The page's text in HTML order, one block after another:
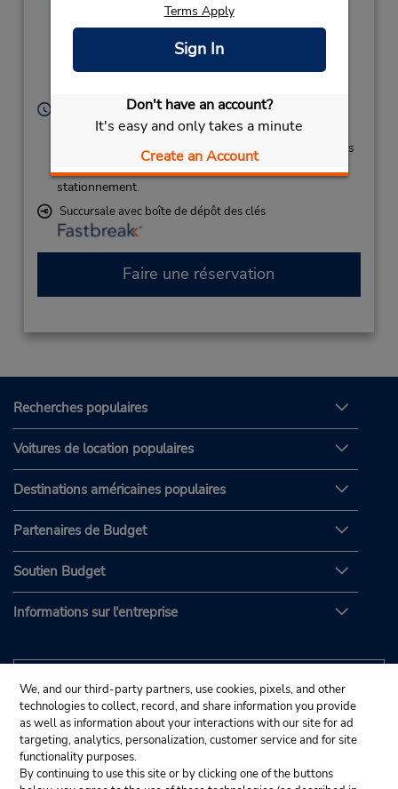
Terms Apply
Sign In
Don't have an account?
It's easy and only takes a minute
Create an Account
(Pasco, Richland &
Pasco, WA, 99301,
5095476902
Location Type:
Heures d'exploitation :
Sun - Sat 8:00 AM - 12:00 AM
Si vous arrivez, le comptoir de location se trouve dans
stationnement.
Succursale avec boîte de dépôt des clés
Faire une réservation
Recherches populaires
Voitures de location populaires
Destinations américaines populaires
Partenaires de Budget
Soutien Budget
Informations sur l'entreprise
We, and our third-party partners, use cookies, pixels, and other
technologies to collect, record, and share information you provide
as well as information about your interactions with our site for ad
targeting, analytics, personalization, customer service and for site
functionality purposes.
By continuing to use this site or by clicking one of the buttons